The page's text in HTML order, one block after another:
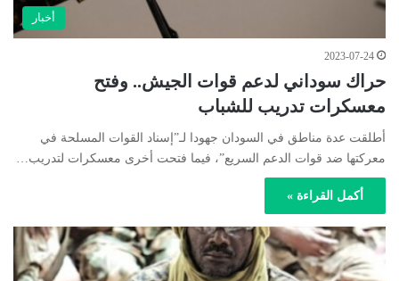
أخبار
2023-07-24
حراك سوداني لدعم قوات الجيش.. وفتح
معسكرات تدريب للشباب
أطلقت عدة مناطق في السودان جهودا لـ”إسناد القوات المسلحة في
معركتها ضد قوات الدعم السريع”، فيما فتحت أخرى معسكرات لتدريب…
أكمل القراءة »